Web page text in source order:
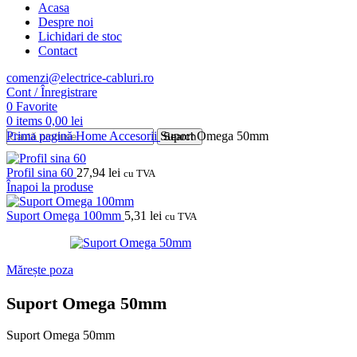
Acasa
Despre noi
Lichidari de stoc
Contact
comenzi@electrice-cabluri.ro
Cont / Înregistrare
0 Favorite
0 items 0,00 lei
Search
Prima paginăHome Accesorii Suport Omega 50mm
Profil sina 60 27,94 lei cu TVA
Înapoi la produse
Suport Omega 100mm 5,31 lei cu TVA
Mărește poza
Suport Omega 50mm
Suport Omega 50mm